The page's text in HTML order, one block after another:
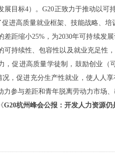
展目标4）。G20正致力于推动以
促进高质量就业框架、技能战略、
差距缩小25%，为2030年可持续发
可持续性、包容性以及就业充足性
，促进高质量学徒制，鼓励创业（
况，促进充分生产性就业，使人人
力参与差距和青年脱离劳动力市场
G20杭州峰会公报：开发人力资源仍